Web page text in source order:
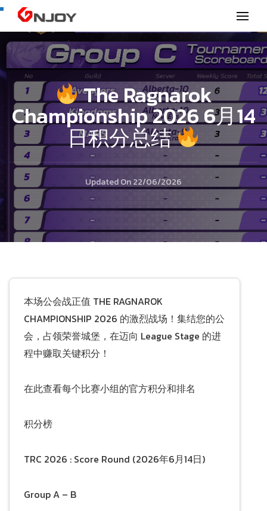
GNjoy mobile news
The Ragnarok
Championship 2026 6月14
日积分总结
Updated On22/06/2026
本场公会战正值 THE RAGNAROK
CHAMPIONSHIP 2026 的激烈战场！集结您的公
会，占领荣誉城堡，在迈向 League Stage 的进
程中赚取关键积分！
在此查看每个比赛小组的官方积分和排名
积分榜
TRC 2026 : Score Round (2026年6月14日)
Group A – B